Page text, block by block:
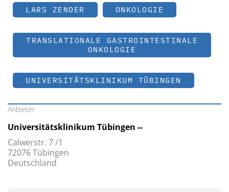
LARS ZENDER ONKOLOGIE
TRANSLATIONALE GASTROINTESTINALE
ONKOLOGIE
UNIVERSITÄTSKLINIKUM TÜBINGEN
Anbieter
Universitätsklinikum Tübingen --
Calwerstr. 7 /1
72076 Tübingen
Deutschland